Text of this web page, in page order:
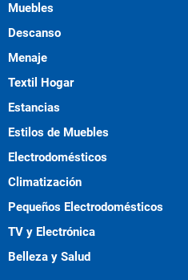
Muebles
Descanso
Menaje
Textil Hogar
Estancias
Estilos de Muebles
Electrodomésticos
Climatización
Pequeños Electrodomésticos
TV y Electrónica
Belleza y Salud